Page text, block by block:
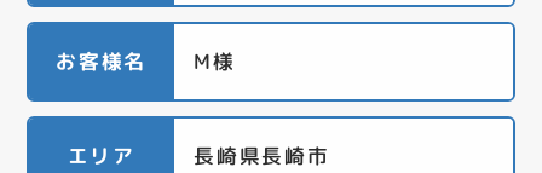
お客様名 M様
エリア 長崎県長崎市